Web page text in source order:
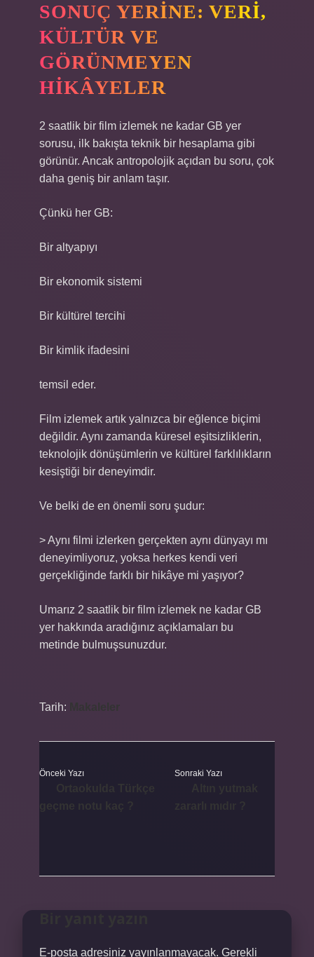
SONUÇ YERINE: VERI,
KÜLTÜR VE
GÖRÜNMEYEN
HIKÂYELER
2 saatlik bir film izlemek ne kadar GB yer
sorusu, ilk bakışta teknik bir hesaplama gibi
görünür. Ancak antropolojik açıdan bu soru, çok
daha geniş bir anlam taşır.
Çünkü her GB:
Bir altyapıyı
Bir ekonomik sistemi
Bir kültürel tercihi
Bir kimlik ifadesini
temsil eder.
Film izlemek artık yalnızca bir eğlence biçimi
değildir. Aynı zamanda küresel eşitsizliklerin,
teknolojik dönüşümlerin ve kültürel farklılıkların
kesiştiği bir deneyimdir.
Ve belki de en önemli soru şudur:
> Aynı filmi izlerken gerçekten aynı dünyayı mı
deneyimliyoruz, yoksa herkes kendi veri
gerçekliğinde farklı bir hikâye mi yaşıyor?
Umarız 2 saatlik bir film izlemek ne kadar GB
yer hakkında aradığınız açıklamaları bu
metinde bulmuşsunuzdur.
Tarih:
Önceki Yazı Sonraki Yazı
E-posta adresiniz yayınlanmayacak. Gerekli